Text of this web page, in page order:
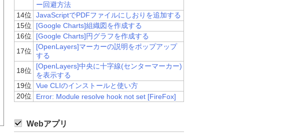
ー回避方法
14位
JavaScriptでPDFファイルにしおりを追加する
15位
[Google Charts]組織図を作成する
16位
[Google Charts]円グラフを作成する
17位
[OpenLayers]マーカーの説明をポップアップ
する
18位
[OpenLayers]中央に十字線(センターマーカー)
を表示する
19位
Vue CLIのインストールと使い方
20位
Error: Module resolve hook not set [FireFox]
Webアプリ